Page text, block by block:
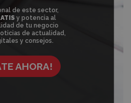
de este sector,
y potencia al
de tu negocio
de actualidad,
y consejos.
AHORA!